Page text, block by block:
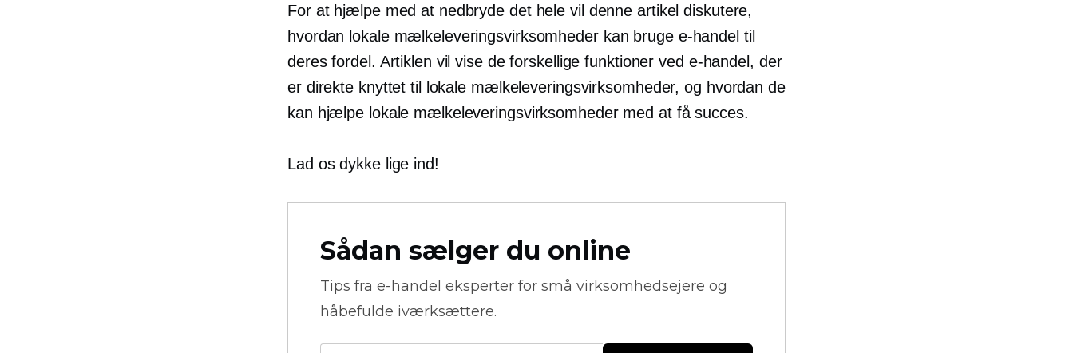
For at hjælpe med at nedbryde det hele vil denne artikel diskutere,
hvordan lokale mælkeleveringsvirksomheder kan bruge e-handel til
deres fordel. Artiklen vil vise de forskellige funktioner ved e-handel, der
er direkte knyttet til lokale mælkeleveringsvirksomheder, og hvordan de
kan hjælpe lokale mælkeleveringsvirksomheder med at få succes.
Lad os dykke lige ind!
Sådan sælger du online
Tips fra e-handel eksperter for små virksomhedsejere og
håbefulde iværksættere.